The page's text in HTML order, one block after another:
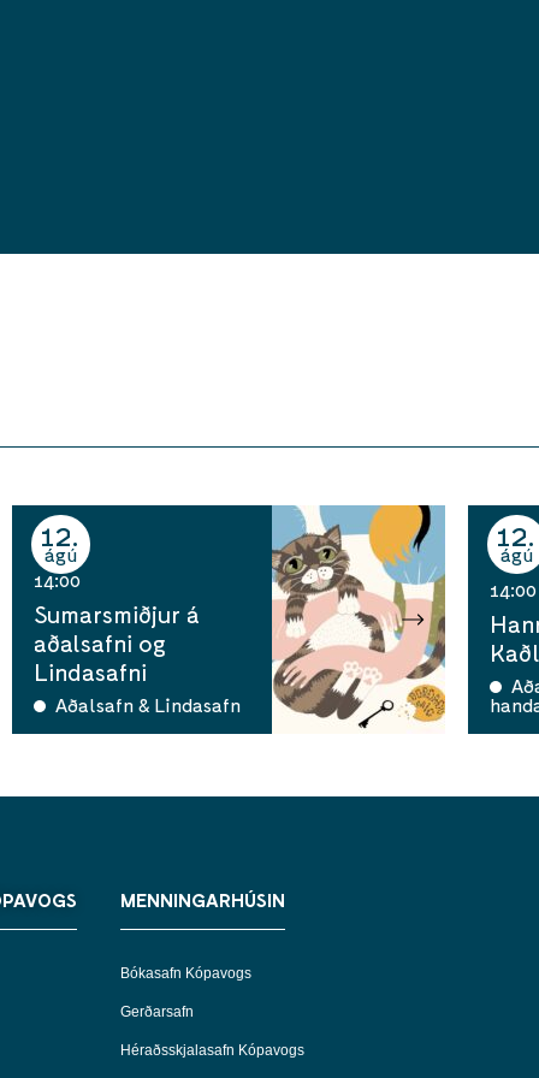
12
ágú
14:00
Sumarsmiðjur á
aðalsafni og
Lindasafni
Aðalsafn & Lindasafn
12
ágú
14:00
MENNINGARHÚSIN
Bókasafn Kópavogs
Gerðarsafn
Héraðsskjalasafn Kópavogs